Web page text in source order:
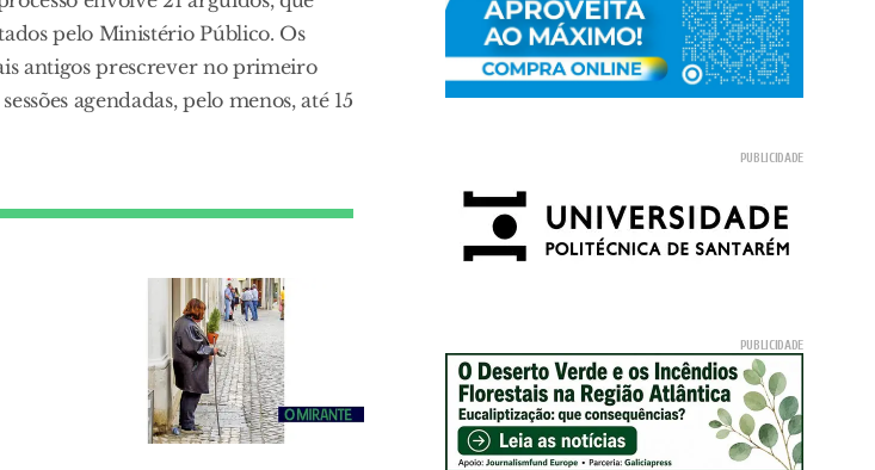
pelo Ministério Público. Os
antigos prescrever no primeiro
agendadas, pelo menos, até 15